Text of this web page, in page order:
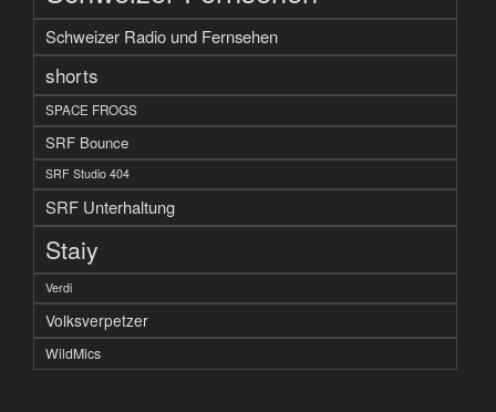
Schweizer Radio und Fernsehen
shorts
SPACE FROGS
SRF Bounce
SRF Studio 404
SRF Unterhaltung
Staiy
Verdi
Volksverpetzer
WildMics